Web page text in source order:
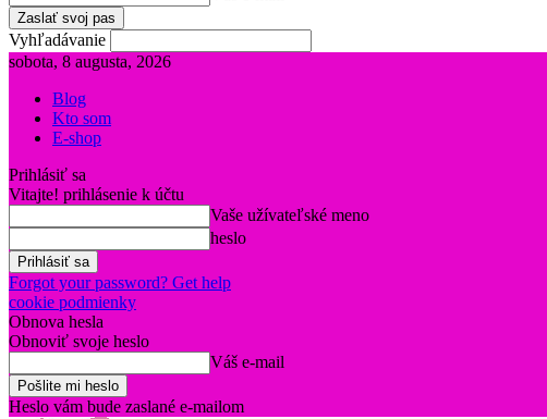
Vyhľadávanie
sobota, 8 augusta, 2026
Blog
Kto som
E-shop
Prihlásiť sa
Vitajte! prihlásenie k účtu
Vaše užívateľské meno
heslo
Forgot your password? Get help
cookie podmienky
Obnova hesla
Obnoviť svoje heslo
Váš e-mail
Heslo vám bude zaslané e-mailom